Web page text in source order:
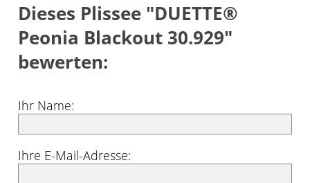
Dieses Plissee "DUETTE®
Peonia Blackout 30.929"
bewerten:
Ihr Name:
Ihre E-Mail-Adresse: